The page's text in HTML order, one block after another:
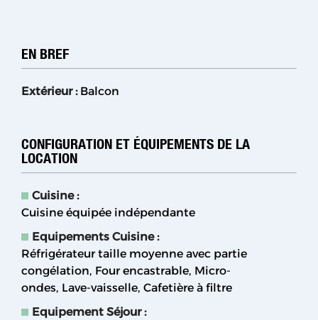
EN BREF
Extérieur: Balcon
CONFIGURATION ET ÉQUIPEMENTS DE LA
LOCATION
Cuisine:
Cuisine équipée indépendante
Equipements Cuisine:
Réfrigérateur taille moyenne avec partie
congélation Four encastrable Micro-
ondes Lave-vaisselle Cafetière à filtre
Equipement Séjour: